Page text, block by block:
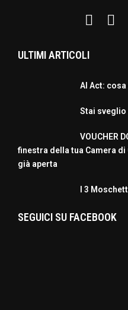
ULTIMI ARTICOLI
AI Act: cosa
Stai
VOUCHER
finestra della tua Camera
già aperta
I 3
SEGUICI SU FACEBOOK